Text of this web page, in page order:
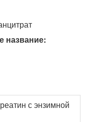
название:
с энзимной